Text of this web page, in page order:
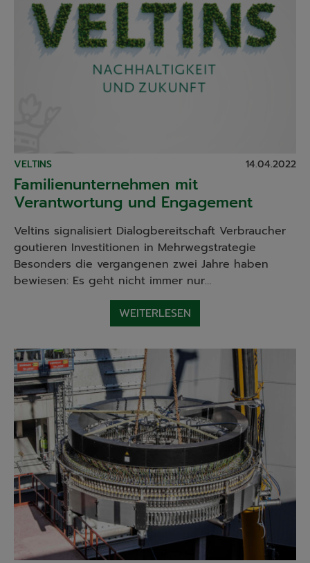
VELTINS 14.04.2022
Familienunternehmen mit
Verantwortung und Engagement
Veltins signalisiert Dialogbereitschaft Verbraucher
goutieren Investitionen in Mehrwegstrategie
Besonders die vergangenen zwei Jahre haben
bewiesen: Es geht nicht immer nur…
WEITERLESEN